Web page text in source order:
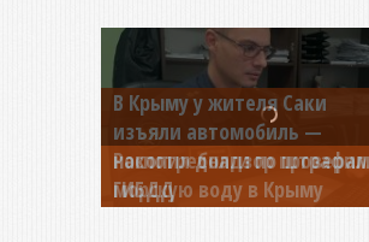
В Крыму у жителя Саки
изъяли автомобиль —
накопил долги по штрафам
ГИБДД